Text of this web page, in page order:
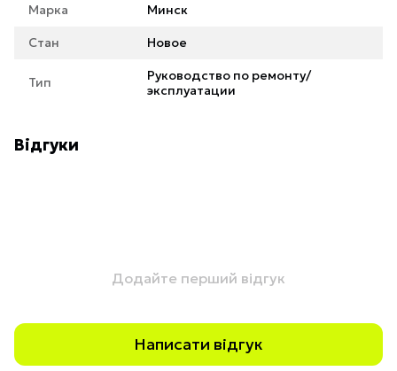
Марка Минск
Стан Новое
Тип
Руководство по ремонту/
эксплуатации
Відгуки
Додайте перший відгук
Написати відгук